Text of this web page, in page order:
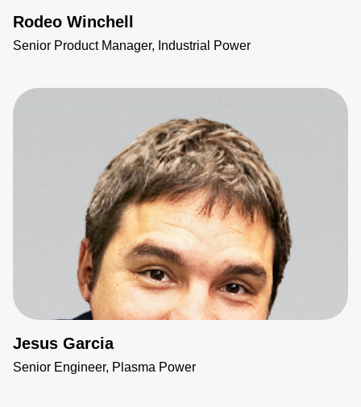
Rodeo Winchell
Senior Product Manager, Industrial Power
Jesus Garcia
Senior Engineer, Plasma Power